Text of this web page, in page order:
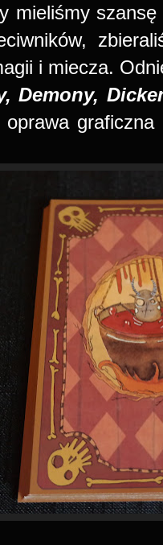
mieliśmy
i miecza.
Demony,
graficzna